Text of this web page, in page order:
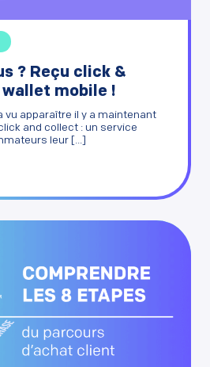
? Reçu click &
mobile !
vu apparaître il y a maintenant
and collect : un service
leur [...]